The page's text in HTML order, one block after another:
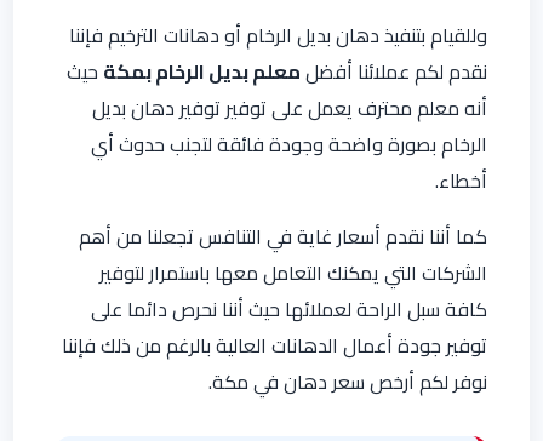
وللقيام بتنفيذ دهان بديل الرخام أو دهانات الترخيم فإننا
نقدم لكم عملائنا أفضلمعلم بديل الرخام بمكة حيث
أنه معلم محترف يعمل على توفير توفير دهان بديل
الرخام بصورة واضحة وجودة فائقة لتجنب حدوث أي
أخطاء.
كما أننا نقدم أسعار غاية في التنافس تجعلنا من أهم
الشركات التي يمكنك التعامل معها باستمرار لتوفير
كافة سبل الراحة لعملائها حيث أننا نحرص دائما على
توفير جودة أعمال الدهانات العالية بالرغم من ذلك فإننا
نوفر لكم أرخص سعر دهان في مكة.